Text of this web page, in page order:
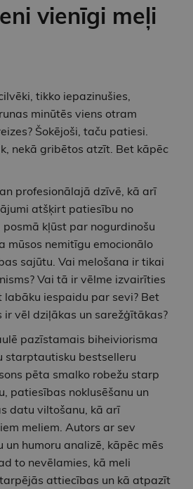
vienīgi meļi
tikko iepazinušies,
minūtēs viens otram
Šokējoši, taču patiesi.
nekā gribētos atzīt. Bet kāpēc
profesionālajā dzīvē, kā arī
atšķirt patiesību no
kļūst par nogurdinošu
mūsos nemitīgu emocionālo
sajūtu. Vai melošana ir tikai
Vai tā ir vēlme izvairīties
labāku iespaidu par sevi? Bet
ir vēl dziļākas un sarežģītākas?
pazīstamais biheiviorisma
starptautisku bestselleru
pēta smalko robežu starp
patiesības noklusēšanu un
datu viltošanu, kā arī
meliem. Autors ar sev
humoru analizē, kāpēc mēs
to nevēlamies, kā meli
attiecības un kā atpazīt